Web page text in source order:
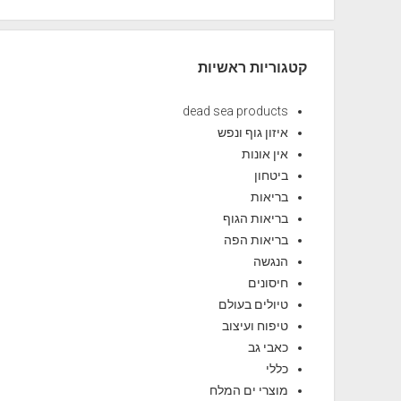
קטגוריות ראשיות
dead sea products
איזון גוף ונפש
אין אונות
ביטחון
בריאות
בריאות הגוף
בריאות הפה
הנגשה
חיסונים
טיולים בעולם
טיפוח ועיצוב
כאבי גב
כללי
מוצרי ים המלח